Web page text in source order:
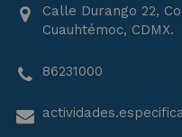
Calle Durango 22,
Cuauhtémoc, CDMX.
86231000